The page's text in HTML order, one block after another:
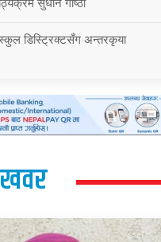
स्कुल डिस्ट्रिक्टसँग अन्तरकृया